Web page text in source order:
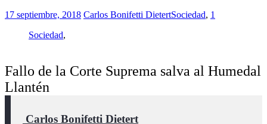
17 septiembre, 2018 Carlos Bonifetti DietertSociedad, 1
Sociedad,
Fallo de la Corte Suprema salva al Humedal
Llantén
Carlos Bonifetti Dietert